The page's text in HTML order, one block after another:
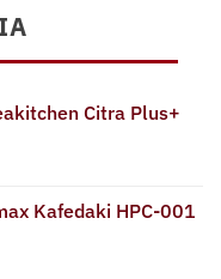
Citra Plus+
Kafedaki HPC-001